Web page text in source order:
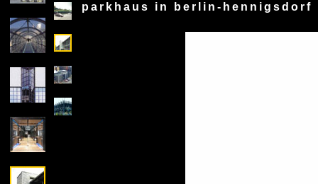
parkhaus in berlin-hennigsdorf